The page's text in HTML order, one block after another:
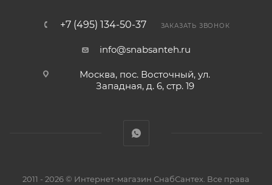
+7 (495) 134-50-37 ЗАКАЗАТЬ ЗВОНОК
info@snabsanteh.ru
Москва, пос. Восточный, ул.
Западная, д. 6, стр. 19
2011 - 2026 © Интернет-магазин СнабСантех. Все права